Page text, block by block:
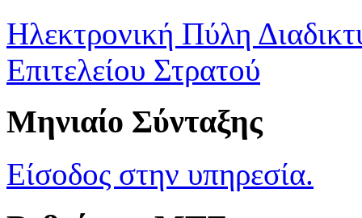
Ηλεκτρονική Πύλη
Επιτελείου Στρατού
Μηνιαίο Σύνταξης
Είσοδος στην υπηρεσία.